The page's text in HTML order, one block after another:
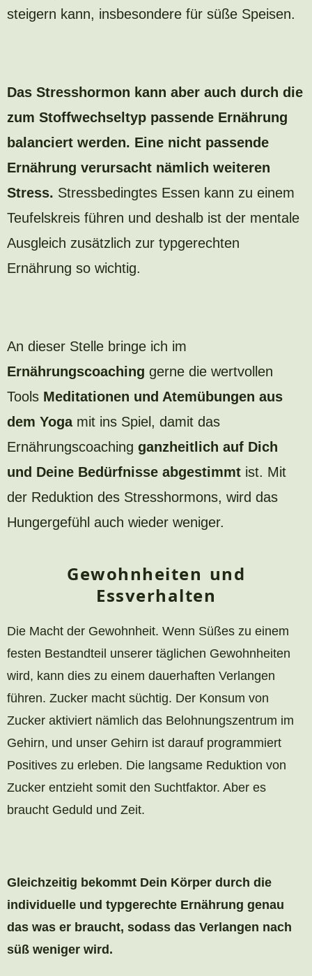
steigern kann, insbesondere für süße Speisen.
Das Stresshormon kann aber auch durch die
zum Stoffwechseltyp passende Ernährung
balanciert werden. Eine nicht passende
Ernährung verursacht nämlich weiteren
Stress. Stressbedingtes Essen kann zu einem
Teufelskreis führen und deshalb ist der mentale
Ausgleich zusätzlich zur typgerechten
Ernährung so wichtig.
An dieser Stelle bringe ich im
Ernährungscoaching gerne die wertvollen
Tools Meditationen und Atemübungen aus
dem Yogamit ins Spiel, damit das
Ernährungscoaching ganzheitlich auf Dich
und Deine Bedürfnisse abgestimmt ist. Mit
der Reduktion des Stresshormons, wird das
Hungergefühl auch wieder weniger.
Gewohnheiten und
Essverhalten
Die Macht der Gewohnheit. Wenn Süßes zu einem
festen Bestandteil unserer täglichen Gewohnheiten
wird, kann dies zu einem dauerhaften Verlangen
führen. Zucker macht süchtig. Der Konsum von
Zucker aktiviert nämlich das Belohnungszentrum im
Gehirn, und unser Gehirn ist darauf programmiert
Positives zu erleben. Die langsame Reduktion von
Zucker entzieht somit den Suchtfaktor. Aber es
braucht Geduld und Zeit.
Gleichzeitig bekommt Dein Körper durch die
individuelle und typgerechte Ernährung genau
das was er braucht, sodass das Verlangen nach
süß weniger wird.